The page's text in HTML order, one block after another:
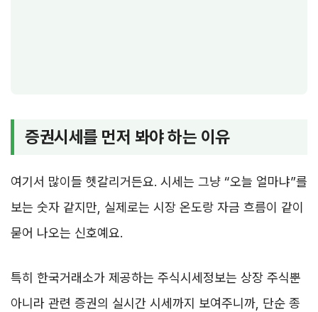
증권시세를 먼저 봐야 하는 이유
여기서 많이들 헷갈리거든요. 시세는 그냥 “오늘 얼마냐”를
보는 숫자 같지만, 실제로는 시장 온도랑 자금 흐름이 같이
묻어 나오는 신호예요.
특히 한국거래소가 제공하는 주식시세정보는 상장 주식뿐
아니라 관련 증권의 실시간 시세까지 보여주니까, 단순 종